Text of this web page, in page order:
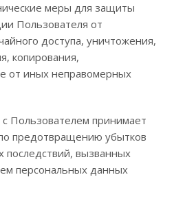
меры для защиты
Пользователя от
доступа, уничтожения,
копирования,
от иных неправомерных
Пользователем принимает
предотвращению убытков
вызванных
персональных данных